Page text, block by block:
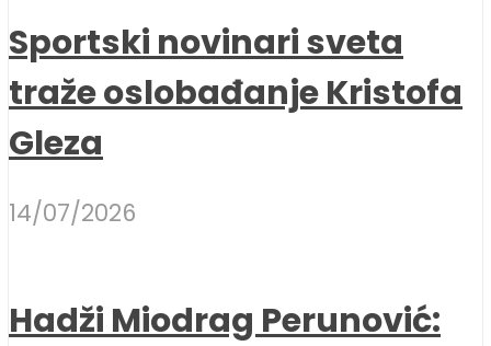
Sportski novinari sveta
traže oslobađanje Kristofa
Gleza
14/07/2026
Hadži Miodrag Perunović: